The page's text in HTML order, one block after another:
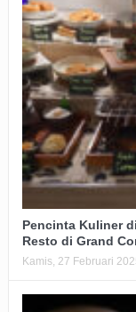
Pencinta Kuliner
Resto di Grand
Kamis, 27 Februari